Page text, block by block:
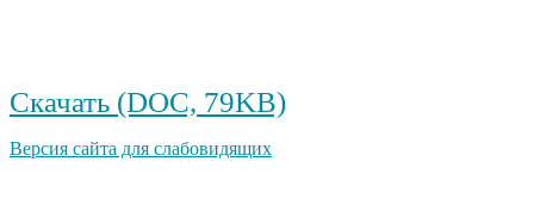
Скачать (DOC, 79KB)
Версия сайта для слабовидящих